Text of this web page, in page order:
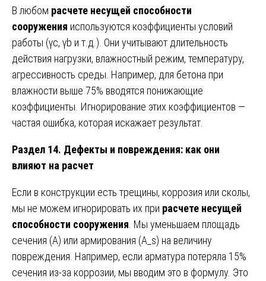
В любом расчете несущей способности
сооружения используются коэффициенты условий
работы (γc, γb и т.д.). Они учитывают длительность
действия нагрузки, влажностный режим, температуру,
агрессивность среды. Например, для бетона при
влажности выше 75% вводятся понижающие
коэффициенты. Игнорирование этих коэффициентов —
частая ошибка, которая искажает результат.
Раздел 14. Дефекты и повреждения: как они
влияют на расчет
Если в конструкции есть трещины, коррозия или сколы,
мы не можем игнорировать их при расчете несущей
способности сооружения . Мы уменьшаем площадь
сечения (A) или армирования (A_s) на величину
повреждения. Например, если арматура потеряла 15%
сечения из-за коррозии, мы вводим это в формулу. Это